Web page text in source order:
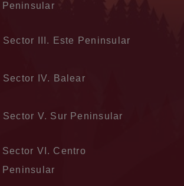
Peninsular
Sector III. Este Peninsular
Sector IV. Balear
Sector V. Sur Peninsular
Sector VI. Centro
Peninsular